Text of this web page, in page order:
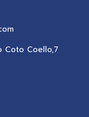
Coto Coello,7